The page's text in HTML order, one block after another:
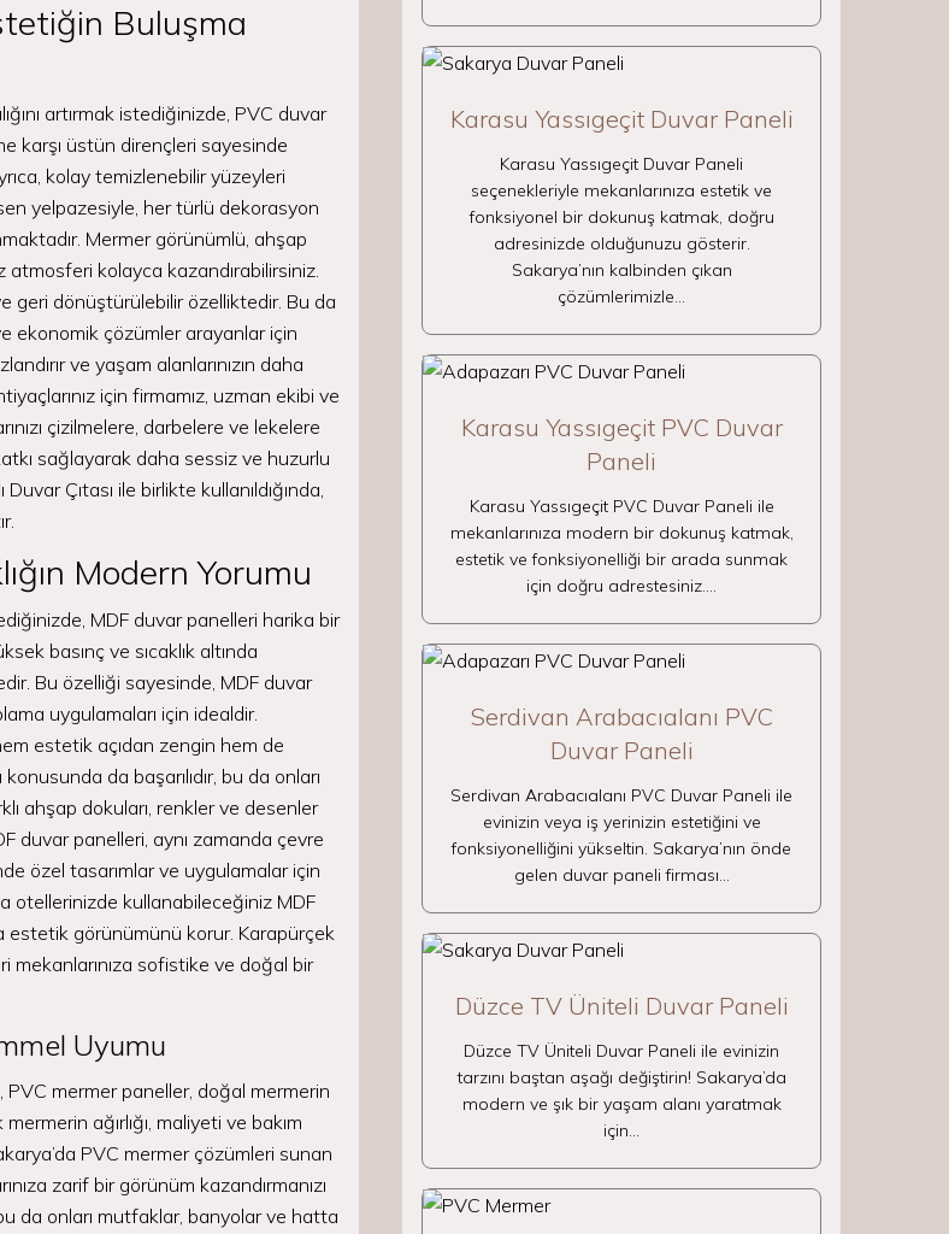
Buluşma
artırmak istediğinizde, PVC duvar
karşı üstün dirençleri sayesinde
kolay temizlenebilir yüzeyleri
yelpazesiyle, her türlü dekorasyon
Mermer görünümlü, ahşap
atmosferi kolayca kazandırabilirsiniz.
geri dönüştürülebilir özelliktedir. Bu da
ekonomik çözümler arayanlar için
ve yaşam alanlarınızın daha
için firmamız, uzman ekibi ve
çizilmelere, darbelere ve lekelere
sağlayarak daha sessiz ve huzurlu
Çıtası ile birlikte kullanıldığında,
Modern Yorumu
MDF duvar panelleri harika bir
basınç ve sıcaklık altında
Bu özelliği sayesinde, MDF duvar
uygulamaları için idealdir.
estetik açıdan zengin hem de
da başarılıdır, bu da onları
ahşap dokuları, renkler ve desenler
duvar panelleri, aynı zamanda çevre
özel tasarımlar ve uygulamalar için
otellerinizde kullanabileceğiniz MDF
estetik görünümünü korur. Karapürçek
mekanlarınıza sofistike ve doğal bir
Uyumu
mermer paneller, doğal mermerin
ağırlığı, maliyeti ve bakım
PVC mermer çözümleri sunan
zarif bir görünüm kazandırmanızı
da onları mutfaklar, banyolar ve hatta
Karasu Yassıgeçit Duvar Paneli
Karasu Yassıgeçit Duvar Paneli
seçenekleriyle mekanlarınıza estetik ve
fonksiyonel bir dokunuş katmak, doğru
adresinizde olduğunuzu gösterir.
Sakarya’nın kalbinden çıkan
çözümlerimizle…
Karasu Yassıgeçit PVC Duvar
Paneli
Karasu Yassıgeçit PVC Duvar Paneli ile
mekanlarınıza modern bir dokunuş katmak,
estetik ve fonksiyonelliği bir arada sunmak
için doğru adrestesiniz.…
Serdivan Arabacıalanı PVC
Duvar Paneli
Serdivan Arabacıalanı PVC Duvar Paneli ile
evinizin veya iş yerinizin estetiğini ve
fonksiyonelliğini yükseltin. Sakarya’nın önde
gelen duvar paneli firması…
Düzce TV Üniteli Duvar Paneli
Düzce TV Üniteli Duvar Paneli ile evinizin
tarzını baştan aşağı değiştirin! Sakarya’da
modern ve şık bir yaşam alanı yaratmak
için…